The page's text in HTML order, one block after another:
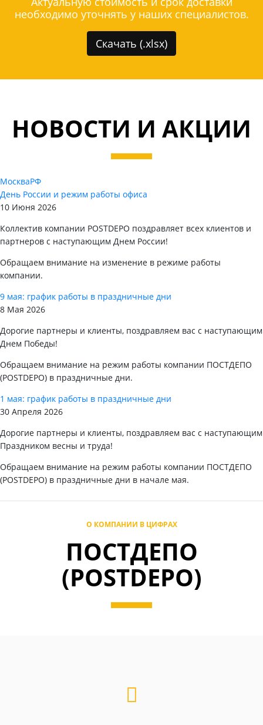
необходимо уточнять у наших специалистов.
Скачать (.xlsx)
НОВОСТИ И АКЦИИ
МоскваРФ
День России и режим работы офиса
10 Июня 2026
Коллектив компании POSTDEPO поздравляет всех клиентов и
партнеров с наступающим Днем России!
Обращаем внимание на изменение в режиме работы
компании.
9 мая: график работы в праздничные дни
8 Мая 2026
Дорогие партнеры и клиенты, поздравляем вас с наступающим
Днем Победы!
Обращаем внимание на режим работы компании ПОСТДЕПО
(POSTDEPO) в праздничные дни.
1 мая: график работы в праздничные дни
30 Апреля 2026
Дорогие партнеры и клиенты, поздравляем вас с наступающим
Праздником весны и труда!
Обращаем внимание на режим работы компании ПОСТДЕПО
(POSTDEPO) в праздничные дни в начале мая.
О КОМПАНИИ В ЦИФРАХ
ПОСТДЕПО
(POSTDEPO)